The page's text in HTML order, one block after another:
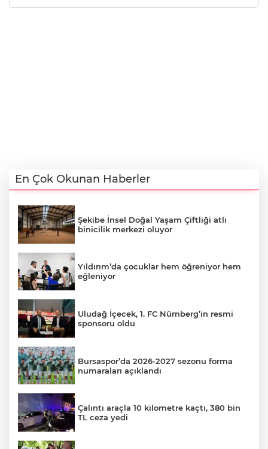
En Çok Okunan Haberler
Şekibe İnsel Doğal Yaşam Çiftliği atlı
binicilik merkezi oluyor
Yıldırım’da çocuklar hem öğreniyor hem
eğleniyor
Uludağ İçecek, 1. FC Nürnberg’in resmi
sponsoru oldu
Bursaspor’da 2026-2027 sezonu forma
numaraları açıklandı
Çalıntı araçla 10 kilometre kaçtı, 380 bin
TL ceza yedi